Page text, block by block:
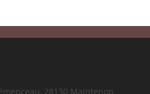
28130 Maintenon